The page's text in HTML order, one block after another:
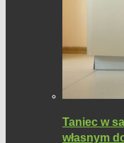
Taniec w
własnym